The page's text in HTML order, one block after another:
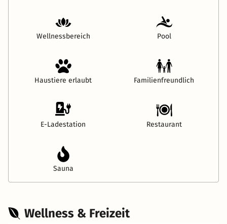
Wellnessbereich Pool
Haustiere erlaubt Familienfreundlich
E-Ladestation Restaurant
Sauna
Wellness & Freizeit